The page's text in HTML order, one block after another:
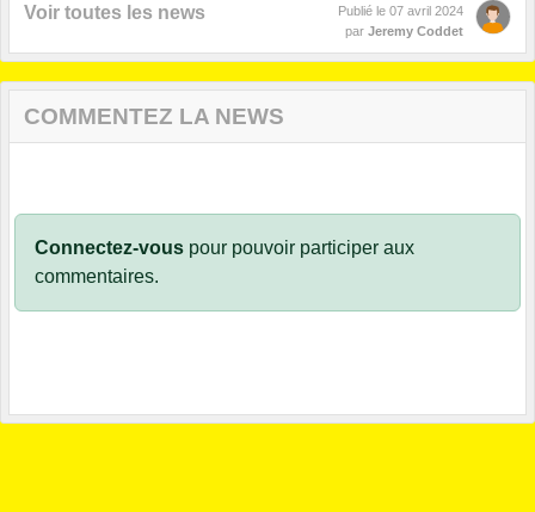
Voir toutes les news Publié le 07 avril 2024
par Jeremy Coddet
COMMENTEZ LA NEWS
Connectez-vous pour pouvoir participer aux
commentaires.